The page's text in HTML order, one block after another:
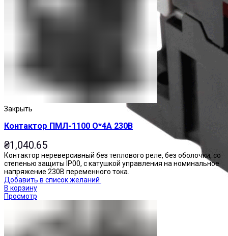
Закрыть
Контактор ПМЛ-1100 О*4А 230В
₴1,040.65
Контактор нереверсивный без теплового реле, без оболочки, со
степенью защиты IP00, с катушкой управления на номинальное
напряжение 230В переменного тока.
Добавить в список желаний
В корзину
Просмотр